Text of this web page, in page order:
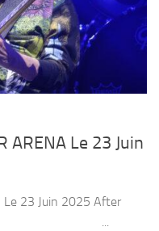
ARENA Le 23 Juin
Le 23 Juin 2025 After
...